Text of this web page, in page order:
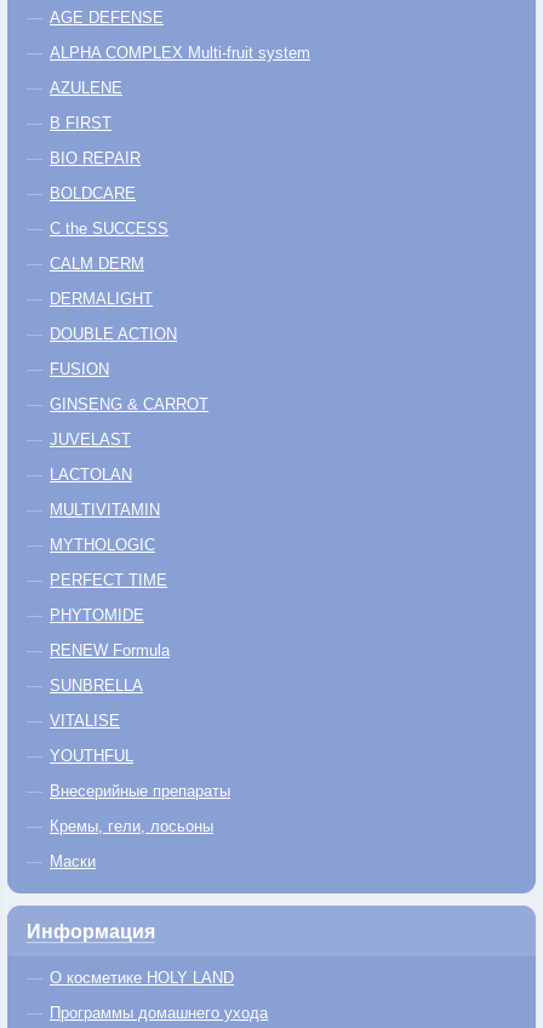
AGE DEFENSE
ALPHA COMPLEX Multi-fruit system
AZULENE
B FIRST
BIO REPAIR
BOLDCARE
C the SUCCESS
CALM DERM
DERMALIGHT
DOUBLE ACTION
FUSION
GINSENG & CARROT
JUVELAST
LACTOLAN
MULTIVITAMIN
MYTHOLOGIC
PERFECT TIME
PHYTOMIDE
RENEW Formula
SUNBRELLA
VITALISE
YOUTHFUL
Внесерийные препараты
Кремы, гели, лосьоны
Маски
Информация
О косметике HOLY LAND
Программы домашнего ухода